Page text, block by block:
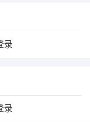
录
录